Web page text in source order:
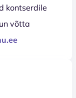
kontserdile
võtta